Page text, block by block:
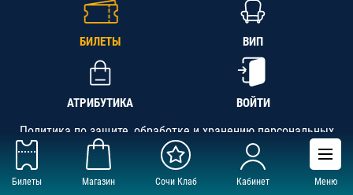
Билеты Магазин Сочи Клаб Кабинет Меню
БИЛЕТЫ ВИП
АТРИБУТИКА ВОЙТИ
Политика по защите, обработке и хранению персональных
данных
АНО «СК «Кубань-Регион», ОГРН 1142300002349,